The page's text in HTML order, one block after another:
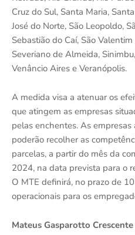
Cruz do Sul, Santa Maria,
José do Norte, São Leopoldo,
Sebastião do Caí, São
Severiano de Almeida,
Venâncio Aires e Veranópolis.
A medida visa a atenuar os
que atingem as empresas
pelas enchentes. As
poderão recolher as
parcelas, a partir do mês da
2024, na data prevista para o
O MTE definirá, no prazo de
operacionais para os
Mateus Gasparotto Crescente